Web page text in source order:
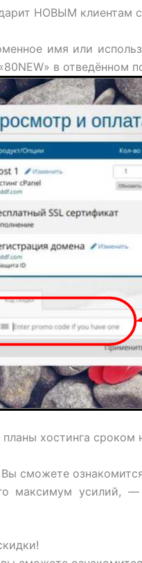
НОВЫМ клиентам
имя или
в отведённом
хостинга сроком
сможете
максимум усилий,